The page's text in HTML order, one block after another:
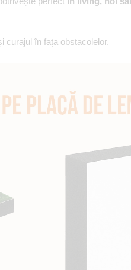
curajul în fața obstacolelor.